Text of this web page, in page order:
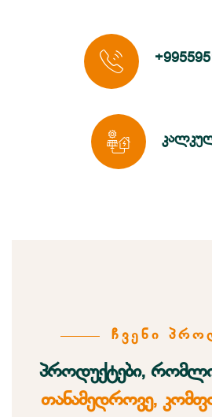
ᲩᲕᲔᲜᲘ
პროდუქტები,
თანამედროვე,